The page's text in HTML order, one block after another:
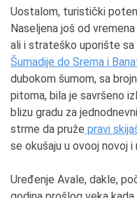
Uostalom, turistički
Naseljena još od
ali i strateško uporište
Šumadije do Srema i
dubokom šumom, sa
pitoma, bila je savršeno
blizu gradu za
strme da pruže pravi
se okušaju u ovooj novoj
Uređenje Avale, dakle,